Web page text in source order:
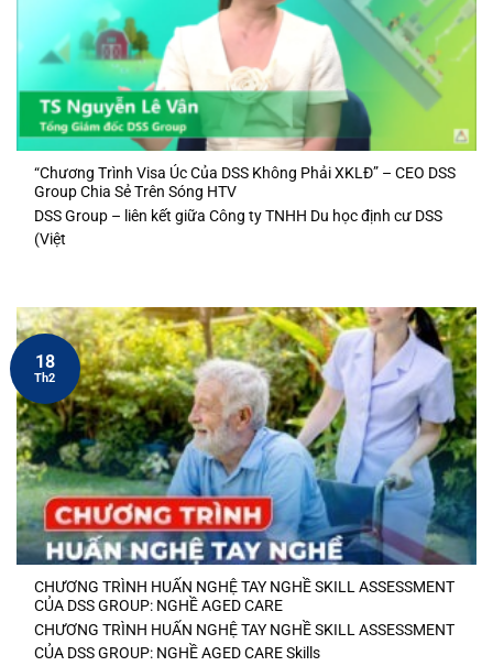
“Chương Trình Visa Úc Của DSS Không Phải XKLĐ” – CEO DSS
Group Chia Sẻ Trên Sóng HTV
DSS Group – liên kết giữa Công ty TNHH Du học định cư DSS
(Việt
CHƯƠNG TRÌNH HUẤN NGHỆ TAY NGHỀ SKILL ASSESSMENT
CỦA DSS GROUP: NGHỀ AGED CARE
CHƯƠNG TRÌNH HUẤN NGHỆ TAY NGHỀ SKILL ASSESSMENT
CỦA DSS GROUP: NGHỀ AGED CARE Skills
18
Th2